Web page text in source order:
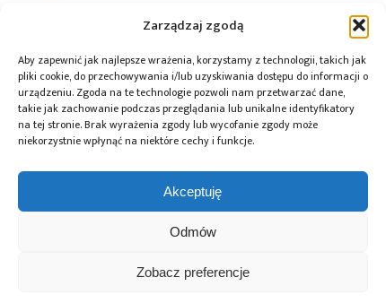
Zarządzaj zgodą
Aby zapewnić jak najlepsze wrażenia, korzystamy z technologii, takich jak
pliki cookie, do przechowywania i/lub uzyskiwania dostępu do informacji o
urządzeniu. Zgoda na te technologie pozwoli nam przetwarzać dane,
takie jak zachowanie podczas przeglądania lub unikalne identyfikatory
na tej stronie. Brak wyrażenia zgody lub wycofanie zgody może
niekorzystnie wpłynąć na niektóre cechy i funkcje.
Akceptuję
Odmów
Zobacz preferencje
Arrow Electronics,dystrybucja
Przeczytaj również:
Jak TDK tworzy
sensoryczne
wyróżniła w tym